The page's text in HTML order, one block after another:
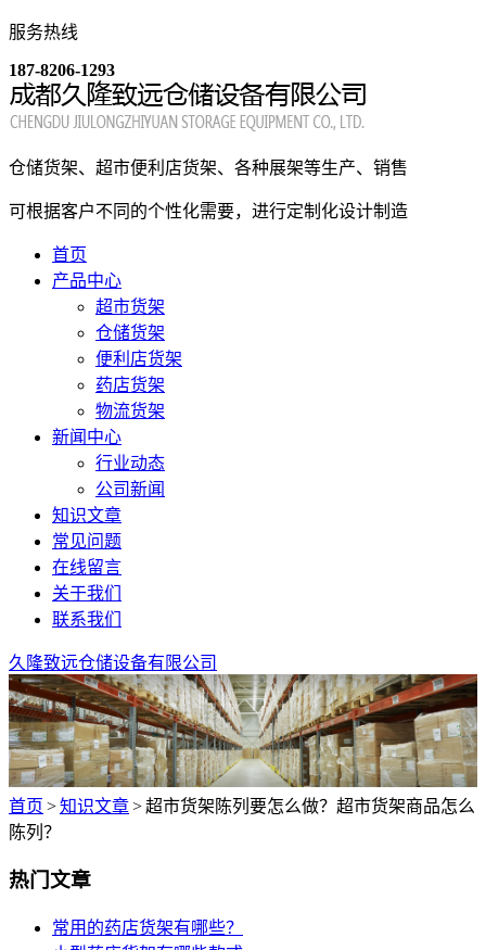
服务热线
187-8206-1293
仓储货架、超市便利店货架、各种展架等生产、销售
可根据客户不同的个性化需要，进行定制化设计制造
首页
产品中心
超市货架
仓储货架
便利店货架
药店货架
物流货架
新闻中心
行业动态
公司新闻
知识文章
常见问题
在线留言
关于我们
联系我们
久隆致远仓储设备有限公司
首页 >知识文章>超市货架陈列要怎么做？超市货架商品怎么
陈列？
热门文章
常用的药店货架有哪些？